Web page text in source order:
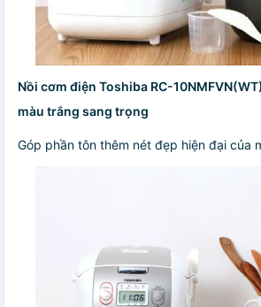
Nồi cơm điện Toshiba RC-
màu trắng sang trọng
Góp phần tôn thêm nét đẹp hiện đại của